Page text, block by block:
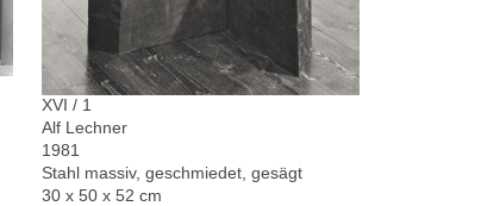
XVI / 1
Alf Lechner
1981
Stahl massiv, geschmiedet, gesägt
30 x 50 x 52 cm